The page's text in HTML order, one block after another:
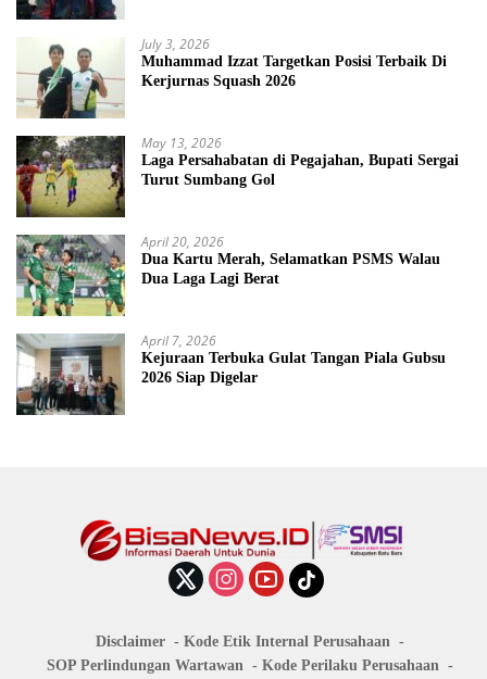
July 3, 2026
Muhammad Izzat Targetkan Posisi Terbaik Di
Kerjurnas Squash 2026
May 13, 2026
Laga Persahabatan di Pegajahan, Bupati Sergai
Turut Sumbang Gol
April 20, 2026
Dua Kartu Merah, Selamatkan PSMS Walau
Dua Laga Lagi Berat
April 7, 2026
Kejuraan Terbuka Gulat Tangan Piala Gubsu
2026 Siap Digelar
Disclaimer
Kode Etik Internal Perusahaan
SOP Perlindungan Wartawan
Kode Perilaku Perusahaan